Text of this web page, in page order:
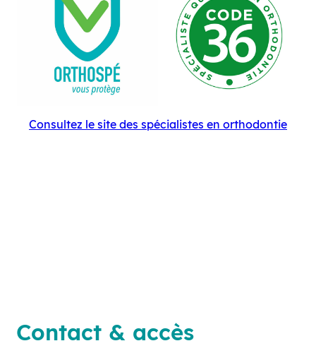
Consultez le site des spécialistes en orthodontie
Contact & accès